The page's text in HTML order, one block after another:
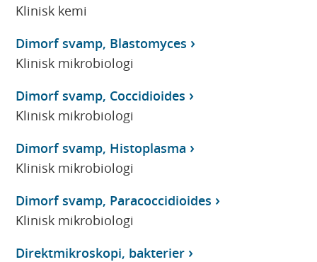
Klinisk kemi
Dimorf svamp, Blastomyces
Klinisk mikrobiologi
Dimorf svamp, Coccidioides
Klinisk mikrobiologi
Dimorf svamp, Histoplasma
Klinisk mikrobiologi
Dimorf svamp, Paracoccidioides
Klinisk mikrobiologi
Direktmikroskopi, bakterier